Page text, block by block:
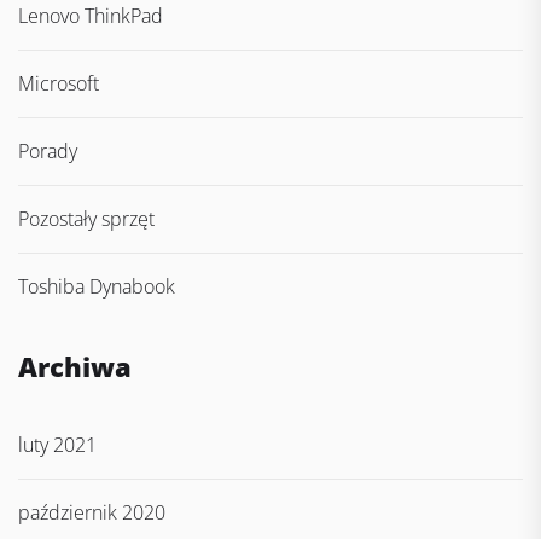
Lenovo ThinkPad
Microsoft
Porady
Pozostały sprzęt
Toshiba Dynabook
Archiwa
luty 2021
październik 2020